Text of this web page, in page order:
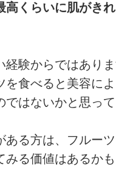
高くらいに肌がき
経験からではあり
を食べると美容に
ではないかと思って
ある方は、フルー
みる価値はあるか